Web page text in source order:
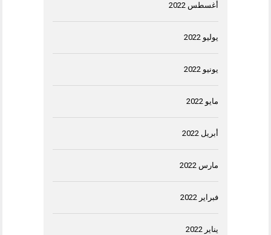
أغسطس 2022
يوليو 2022
يونيو 2022
مايو 2022
أبريل 2022
مارس 2022
فبراير 2022
يناير 2022